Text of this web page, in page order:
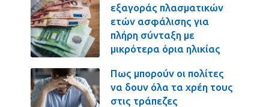
εξαγοράς πλασματικών
ετών ασφάλισης για
πλήρη σύνταξη με
μικρότερα όρια ηλικίας
Πως μπορούν οι πολίτες
να δουν όλα τα χρέη τους
στις τράπεζες